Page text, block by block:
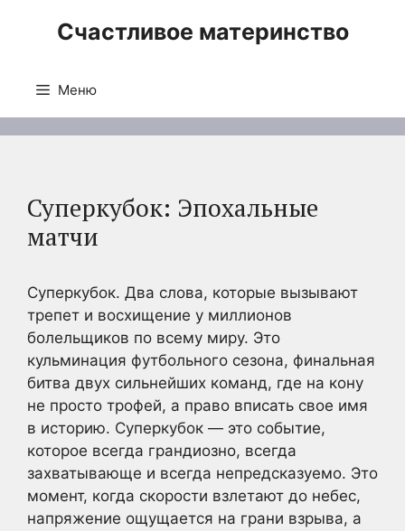
Счастливое материнство
Меню
Суперкубок: Эпохальные
матчи
Суперкубок. Два слова, которые вызывают
трепет и восхищение у миллионов
болельщиков по всему миру. Это
кульминация футбольного сезона, финальная
битва двух сильнейших команд, где на кону
не просто трофей, а право вписать свое имя
в историю. Суперкубок — это событие,
которое всегда грандиозно, всегда
захватывающе и всегда непредсказуемо. Это
момент, когда скорости взлетают до небес,
напряжение ощущается на грани взрыва, а